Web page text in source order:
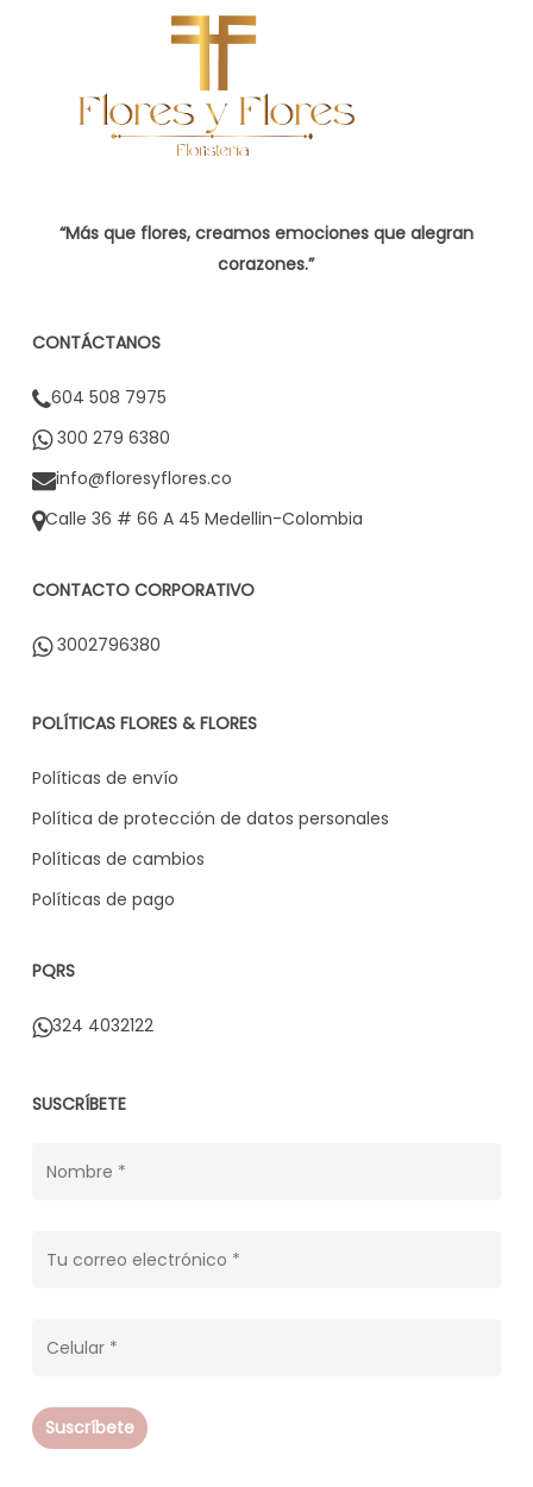
“Más que flores, creamos emociones que alegran
corazones.”
CONTÁCTANOS
604 508 7975
300 279 6380
info@floresyflores.co
Calle 36 # 66 A 45 Medellin-Colombia
CONTACTO CORPORATIVO
3002796380
POLÍTICAS FLORES & FLORES
Políticas de envío
Política de protección de datos personales
Políticas de cambios
Políticas de pago
PQRS
324 4032122
SUSCRÍBETE